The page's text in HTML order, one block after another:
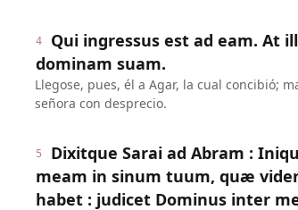
4
Qui ingressus est ad eam. At
dominam suam.
Llegose, pues, él a Agar, la cual concibió;
señora con desprecio.
5
Dixitque Sarai ad Abram :
meam in sinum tuum, quæ
habet : judicet Dominus inter